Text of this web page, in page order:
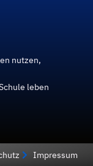
nutzen,
leben
Impressum